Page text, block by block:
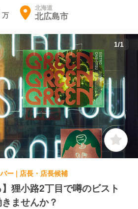
北海道
北広島市
1/1
ー | 店長・店長候補
】狸小路2丁目で噂のビスト
ませんか？